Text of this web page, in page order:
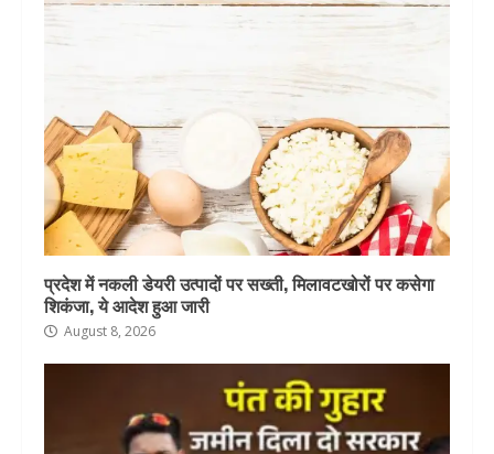
प्रदेश में नकली डेयरी उत्पादों पर सख्ती, मिलावटखोरों पर कसेगा
शिकंजा, ये आदेश हुआ जारी
August 8, 2026